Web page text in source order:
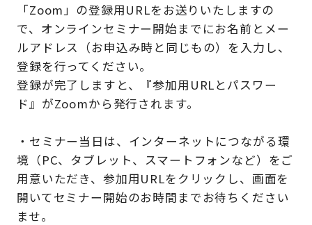
「Zoom」の登録用URLをお送りいたしますの
で、オンラインセミナー開始までにお名前とメー
ルアドレス（お申込み時と同じもの）を入力し、
登録を行ってください。
登録が完了しますと、『参加用URLとパスワー
ド』がZoomから発行されます。
・セミナー当日は、インターネットにつながる環
境（PC、タブレット、スマートフォンなど）をご
用意いただき、参加用URLをクリックし、画面を
開いてセミナー開始のお時間までお待ちください
ませ。